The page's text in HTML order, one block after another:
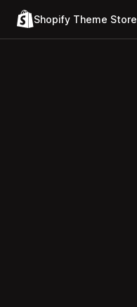
Shopify Theme Store